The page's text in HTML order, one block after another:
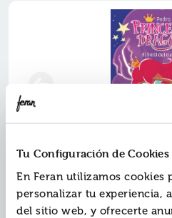
Tu Configuración de Cookies
En Feran utilizamos cookies
personalizar tu experiencia,
del sitio web, y ofrecerte
Princesas